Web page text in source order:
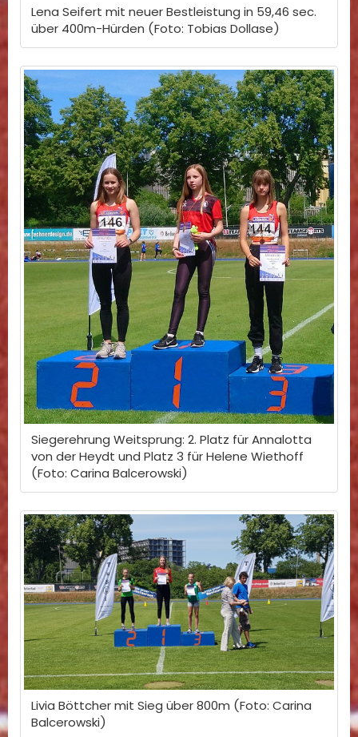
Lena Seifert mit neuer Bestleistung in 59,46 sec.
über 400m-Hürden (Foto: Tobias Dollase)
Siegerehrung Weitsprung: 2. Platz für Annalotta
von der Heydt und Platz 3 für Helene Wiethoff
(Foto: Carina Balcerowski)
Livia Böttcher mit Sieg über 800m (Foto: Carina
Balcerowski)